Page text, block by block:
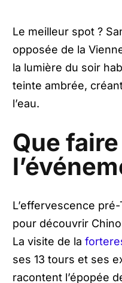
Le meilleur spot ?
opposée de la
la lumière du soir
teinte ambrée,
l’eau.
Que
L’effervescence
pour découvrir
La visite de la
ses 13 tours et ses
racontent l’épopée